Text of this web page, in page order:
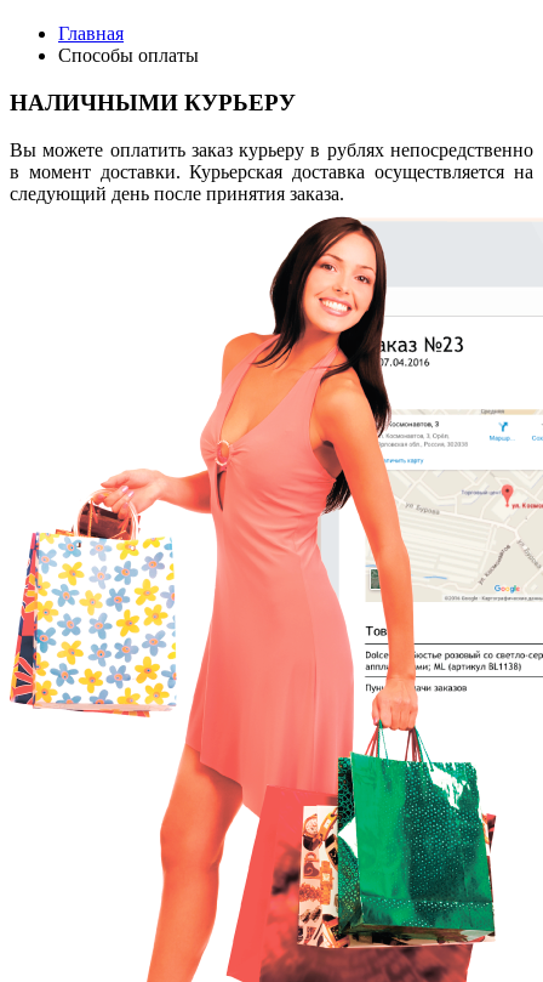
Главная
Способы оплаты
НАЛИЧНЫМИ КУРЬЕРУ
Вы можете оплатить заказ курьеру в рублях непосредственно
в момент доставки. Курьерская доставка осуществляется на
следующий день после принятия заказа.